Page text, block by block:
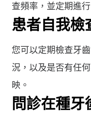
查頻率，並定期進
患者自我檢
您可以定期檢查牙
況，以及是否有任
映。
問診在種